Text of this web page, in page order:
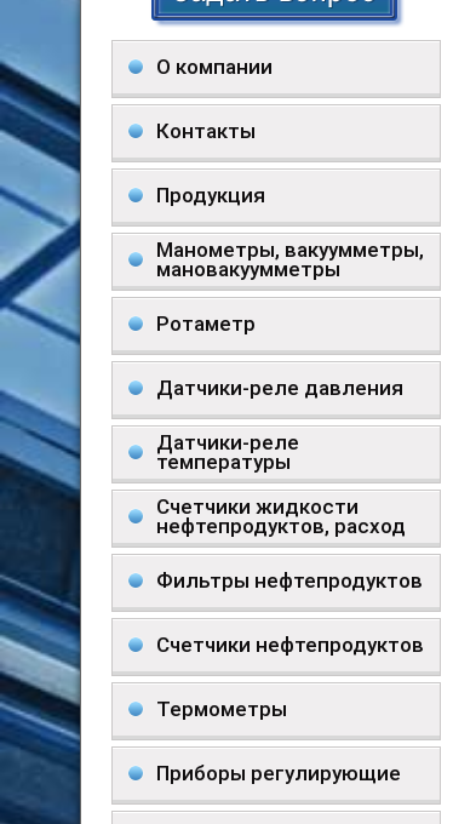
О компании
Контакты
Продукция
Манометры, вакуумметры,
мановакуумметры
Ротаметр
Датчики-реле давления
Датчики-реле
температуры
Счетчики жидкости
нефтепродуктов, расход
Фильтры нефтепродуктов
Счетчики нефтепродуктов
Термометры
Приборы регулирующие